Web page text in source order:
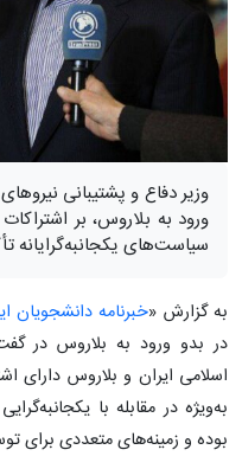
وزیر دفاع و پشتیبانی
ورود به بلاروس، بر
سیاست‌های یکجانبه‌گرایانه
به گزارش «خبرنامه دانشجویان
در بدو ورود به بلاروس در
اسلامی ایران و بلاروس دارای
به‌ویژه در مقابله با
بوده و زمینه‌های متعددی برای